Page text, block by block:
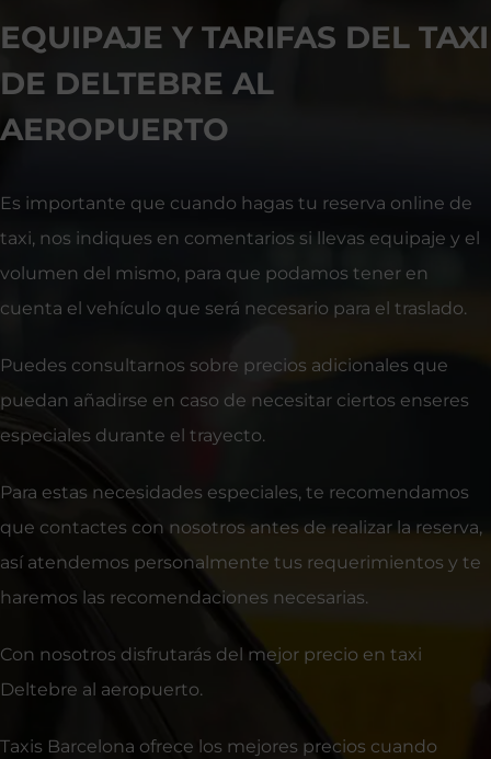
EQUIPAJE Y TARIFAS DEL TAXI
DE DELTEBRE AL
AEROPUERTO
Es importante que cuando hagas tu reserva online de
taxi, nos indiques en comentarios si llevas equipaje y el
volumen del mismo, para que podamos tener en
cuenta el vehículo que será necesario para el traslado.
Puedes consultarnos sobre precios adicionales que
puedan añadirse en caso de necesitar ciertos enseres
especiales durante el trayecto.
Para estas necesidades especiales, te recomendamos
que contactes con nosotros antes de realizar la reserva,
así atendemos personalmente tus requerimientos y te
haremos las recomendaciones necesarias.
Con nosotros disfrutarás del mejor precio en taxi
Deltebre al aeropuerto.
Taxis Barcelona ofrece los mejores precios cuando